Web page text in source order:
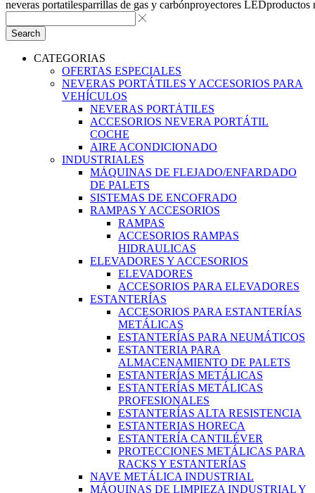
neveras portatilesparrillas de gas y carbónproyectores LEDproductos
Search
CATEGORIAS
OFERTAS ESPECIALES
NEVERAS PORTÁTILES Y ACCESORIOS PARA
VEHÍCULOS
NEVERAS PORTÁTILES
ACCESORIOS NEVERA PORTÁTIL
COCHE
AIRE ACONDICIONADO
INDUSTRIALES
MÁQUINAS DE FLEJADO/ENFARDADO
DE PALETS
SISTEMAS DE ENCOFRADO
RAMPAS Y ACCESORIOS
RAMPAS
ACCESORIOS RAMPAS
HIDRAULICAS
ELEVADORES Y ACCESORIOS
ELEVADORES
ACCESORIOS PARA ELEVADORES
ESTANTERÍAS
ACCESORIOS PARA ESTANTERÍAS
METÁLICAS
ESTANTERÍAS PARA NEUMÁTICOS
ESTANTERIA PARA
ALMACENAMIENTO DE PALETS
ESTANTERÍAS METÁLICAS
ESTANTERÍAS METÁLICAS
PROFESIONALES
ESTANTERÍAS ALTA RESISTENCIA
ESTANTERIAS HORECA
ESTANTERÍA CANTILÉVER
PROTECCIONES METÁLICAS PARA
RACKS Y ESTANTERÍAS
NAVE METÁLICA INDUSTRIAL
MÁQUINAS DE LIMPIEZA INDUSTRIAL Y